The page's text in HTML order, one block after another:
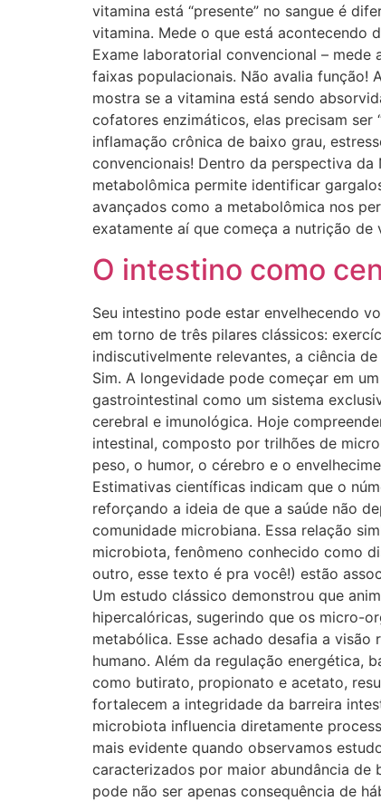
vitamina está “presente” no sangue é
vitamina. Mede o que está acontecendo
Exame laboratorial convencional –
faixas populacionais. Não avalia função!
mostra se a vitamina está sendo
cofatores enzimáticos, elas precisam ser
inflamação crônica de baixo grau,
convencionais! Dentro da perspectiva
metabolômica permite identificar
avançados como a metabolômica nos
exatamente aí que começa a nutrição
O intestino como
Seu intestino pode estar envelhecendo
em torno de três pilares clássicos:
indiscutivelmente relevantes, a ciência
Sim. A longevidade pode começar em
gastrointestinal como um sistema
cerebral e imunológica. Hoje
intestinal, composto por trilhões de
peso, o humor, o cérebro e o
Estimativas científicas indicam que o
reforçando a ideia de que a saúde não
comunidade microbiana. Essa relação
microbiota, fenômeno conhecido como
outro, esse texto é pra você!) estão
Um estudo clássico demonstrou que
hipercalóricas, sugerindo que os micro-
metabólica. Esse achado desafia a
humano. Além da regulação energética,
como butirato, propionato e acetato,
fortalecem a integridade da barreira
microbiota influencia diretamente
mais evidente quando observamos
caracterizados por maior abundância de
pode não ser apenas consequência de